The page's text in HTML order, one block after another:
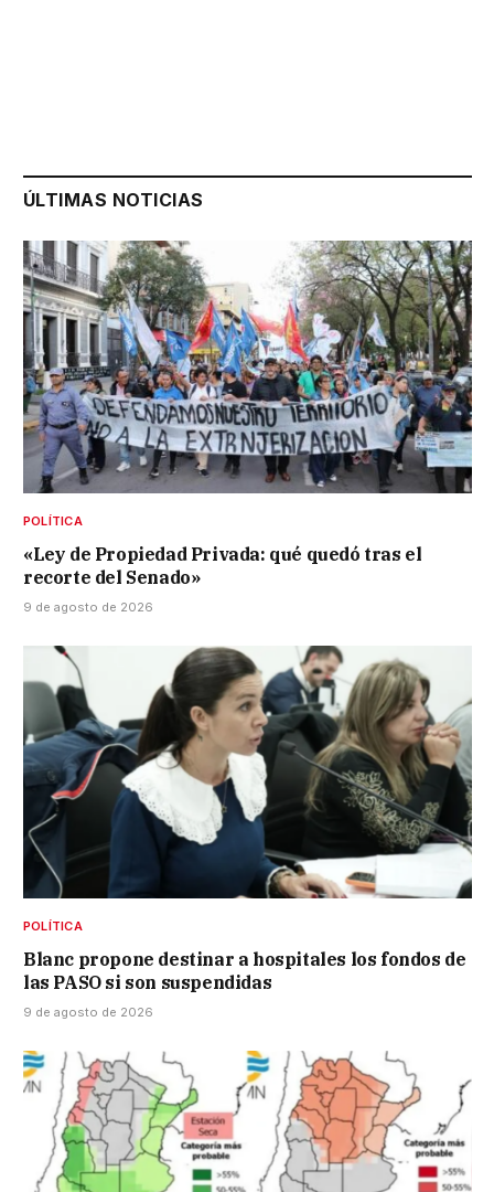
ÚLTIMAS NOTICIAS
POLÍTICA
«Ley de Propiedad Privada: qué quedó tras el
recorte del Senado»
9 de agosto de 2026
POLÍTICA
Blanc propone destinar a hospitales los fondos de
las PASO si son suspendidas
9 de agosto de 2026